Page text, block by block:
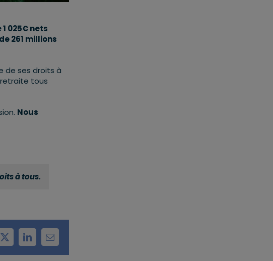
025€ nets
261 millions
de ses droits à
tous
Nous
à tous.
X LinkedInEmail